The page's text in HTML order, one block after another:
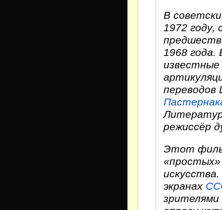
В
1972 году,
1968 года.
переводов
режиссёр
Этот
экранах
зрителями